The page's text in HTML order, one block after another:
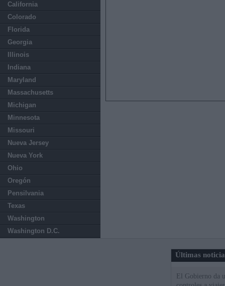
California
Colorado
Florida
Georgia
Illinois
Indiana
Maryland
Massachusetts
Michigan
Minnesota
Missouri
Nueva Jersey
Nueva York
Ohio
Oregón
Pensilvania
Texas
Washington
Washington D.C.
Últimas
El Gobierno da